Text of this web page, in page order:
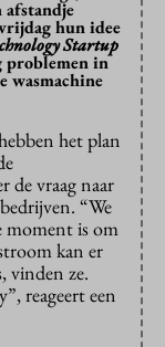
afstandje
hun idee
Startup
problemen in
wasmachine
het plan
de vraag naar
“We
moment is om
kan er
vinden ze.
reageert een